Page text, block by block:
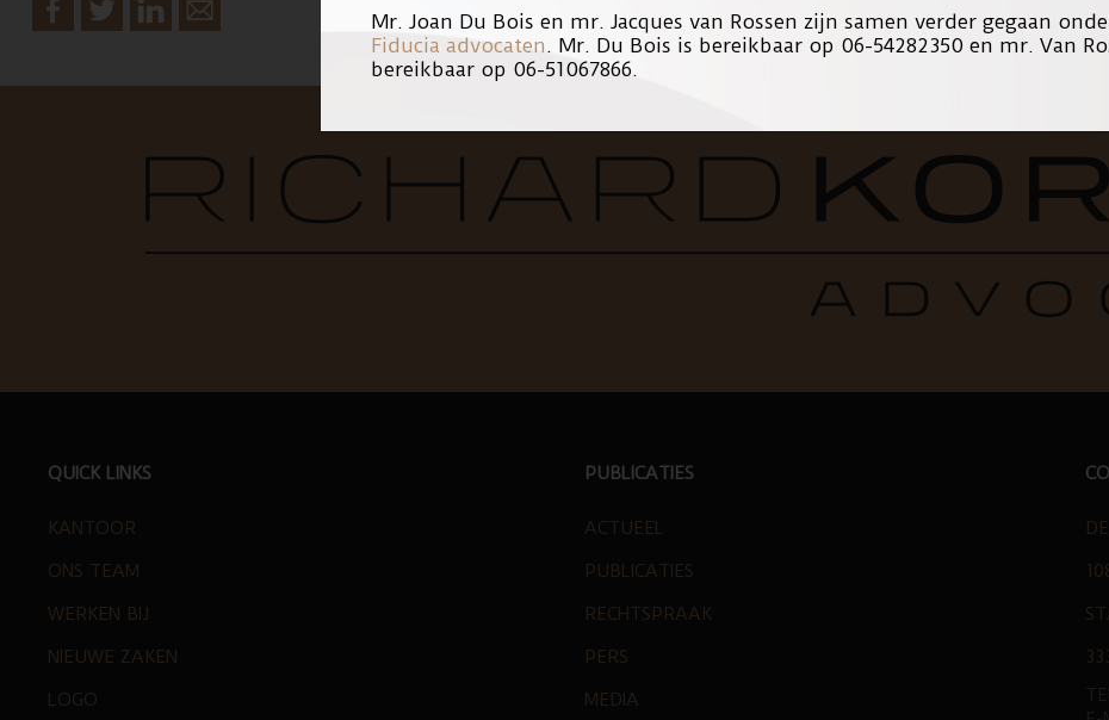
FOOTER
QUICK LINKS
KANTOOR
ONS TEAM
WERKEN BIJ
NIEUWE ZAKEN
LOGO
PUBLICATIES
ACTUEEL
PUBLICATIES
RECHTSPRAAK
PERS
MEDIA
Mr. Joan Du Bois en mr. Jacques van Rossen zijn samen verder gegaan
Fiducia advocaten . Mr. Du Bois is bereikbaar op 06-54282350 en mr. Van
bereikbaar op 06-51067866.